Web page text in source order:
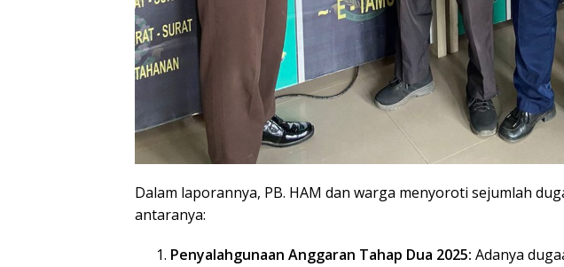
Dalam laporannya, PB. HAM dan warga menyoroti sejumlah
antaranya:
Penyalahgunaan Anggaran Tahap Dua 2025: Adanya